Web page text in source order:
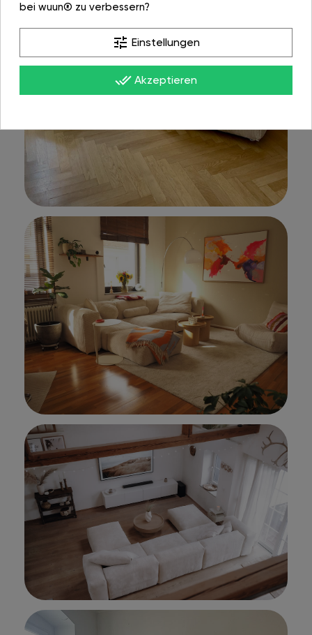
bei wuun® zu verbessern?
tune Einstellungen
done_all Akzeptieren